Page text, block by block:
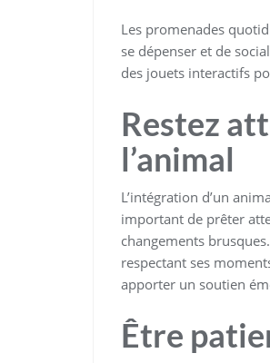
Les promenades
se dépenser et de
des jouets interactifs
Restez
l’animal
L’intégration d’un
important de prêter
changements
respectant ses
apporter un soutien
Être